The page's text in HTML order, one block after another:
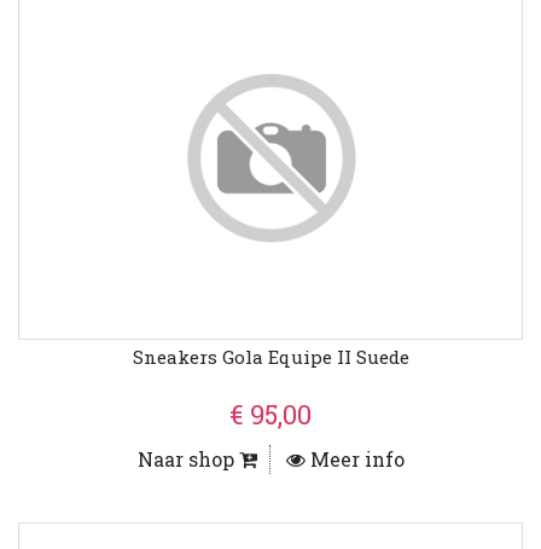
Sneakers Gola Equipe II Suede
€ 95,00
Naar shop Meer info